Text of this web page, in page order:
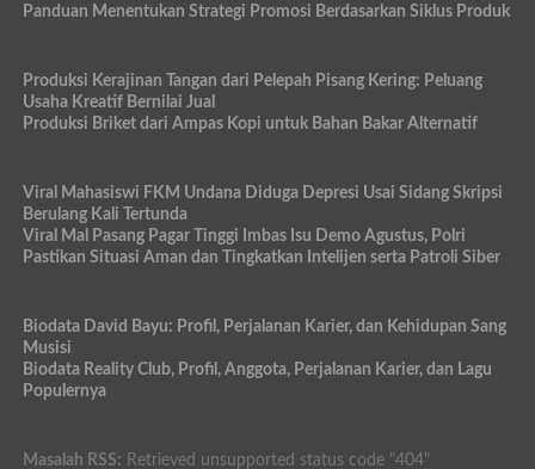
Panduan Menentukan Strategi Promosi Berdasarkan Siklus Produk
Produksi Kerajinan Tangan dari Pelepah Pisang Kering: Peluang
Usaha Kreatif Bernilai Jual
Produksi Briket dari Ampas Kopi untuk Bahan Bakar Alternatif
Viral Mahasiswi FKM Undana Diduga Depresi Usai Sidang Skripsi
Berulang Kali Tertunda
Viral Mal Pasang Pagar Tinggi Imbas Isu Demo Agustus, Polri
Pastikan Situasi Aman dan Tingkatkan Intelijen serta Patroli Siber
Biodata David Bayu: Profil, Perjalanan Karier, dan Kehidupan Sang
Musisi
Biodata Reality Club, Profil, Anggota, Perjalanan Karier, dan Lagu
Populernya
Masalah RSS: Retrieved unsupported status code "404"